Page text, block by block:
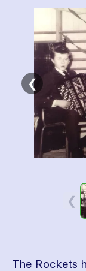
❮
❮
The Rockets